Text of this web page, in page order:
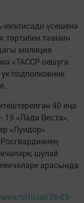
икътисади үсешенә
тәртибен тәэмин
милиция
«ТАССР оешуга
подполковник
40 яңа
«Лада Веста»,
«Луидор»
шулай
арасында
official/26-03-